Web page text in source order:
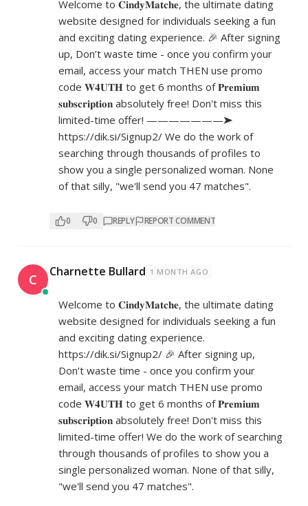
Welcome to 𝐂𝐢𝐧𝐝𝐲𝐌𝐚𝐭𝐜𝐡𝐞, the ultimate dating
website designed for individuals seeking a fun
and exciting dating experience. 🎉 After signing
up, Don’t waste time - once you confirm your
email, access your match THEN use promo
code 𝐖𝟒𝐔𝐓𝐇 to get 6 months of 𝐏𝐫𝐞𝐦𝐢𝐮𝐦
𝐬𝐮𝐛𝐬𝐜𝐫𝐢𝐩𝐭𝐢𝐨𝐧 absolutely free! Don't miss this
limited-time offer! ———————➤
https://dik.si/Signup2/ We do the work of
searching through thousands of profiles to
show you a single personalized woman. None
of that silly, "we'll send you 47 matches".
0 0 REPLY REPORT COMMENT
C Charnette Bullard 1 MONTH AGO
Welcome to 𝐂𝐢𝐧𝐝𝐲𝐌𝐚𝐭𝐜𝐡𝐞, the ultimate dating
website designed for individuals seeking a fun
and exciting dating experience.
https://dik.si/Signup2/ 🎉 After signing up,
Don’t waste time - once you confirm your
email, access your match THEN use promo
code 𝐖𝟒𝐔𝐓𝐇 to get 6 months of 𝐏𝐫𝐞𝐦𝐢𝐮𝐦
𝐬𝐮𝐛𝐬𝐜𝐫𝐢𝐩𝐭𝐢𝐨𝐧 absolutely free! Don't miss this
limited-time offer! We do the work of searching
through thousands of profiles to show you a
single personalized woman. None of that silly,
"we'll send you 47 matches".